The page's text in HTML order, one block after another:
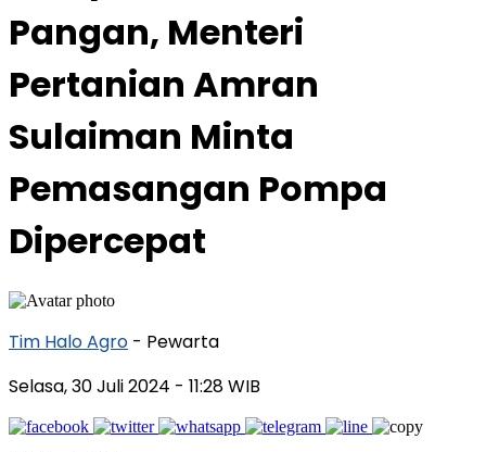
Pangan, Menteri
Pertanian Amran
Sulaiman Minta
Pemasangan Pompa
Dipercepat
Tim Halo Agro - Pewarta
Selasa, 30 Juli 2024 - 11:28 WIB